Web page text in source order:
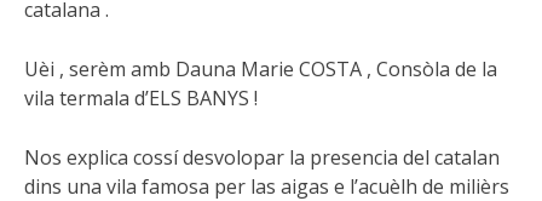
catalana .
Uèi , serèm amb Dauna Marie COSTA , Consòla de la
vila termala d’ELS BANYS !
Nos explica cossí desvolopar la presencia del catalan
dins una vila famosa per las aigas e l’acuèlh de milièrs